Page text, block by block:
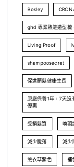
Bosley
ghd 專業熱能造型梳
Living Proof
shampoosecret
促進頭髮健康生長
原廠保養1年，7天
優惠
受損髮質 喚羽
減少脫落 減少
薰衣草紫色 補